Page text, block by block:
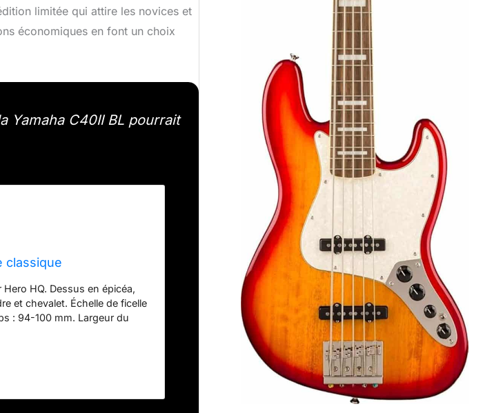
limitée qui attire les novices et
économiques en font un choix
Yamaha C40II BL pourrait
classique
HQ. Dessus en épicéa,
et chevalet. Échelle de ficelle
: 94-100 mm. Largeur du